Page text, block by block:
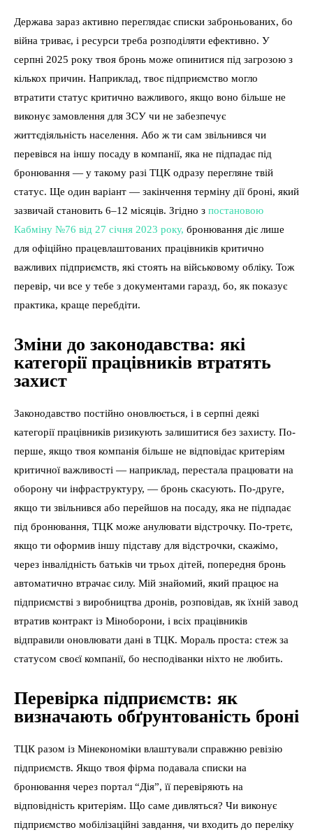
Держава зараз активно переглядає списки заброньованих, бо
війна триває, і ресурси треба розподіляти ефективно. У
серпні 2025 року твоя бронь може опинитися під загрозою з
кількох причин. Наприклад, твоє підприємство могло
втратити статус критично важливого, якщо воно більше не
виконує замовлення для ЗСУ чи не забезпечує
життєдіяльність населення. Або ж ти сам звільнився чи
перевівся на іншу посаду в компанії, яка не підпадає під
бронювання — у такому разі ТЦК одразу перегляне твій
статус. Ще один варіант — закінчення терміну дії броні, який
зазвичай становить 6–12 місяців. Згідно з постановою
Кабміну №76 від 27 січня 2023 року, бронювання діє лише
для офіційно працевлаштованих працівників критично
важливих підприємств, які стоять на військовому обліку. Тож
перевір, чи все у тебе з документами гаразд, бо, як показує
практика, краще перебдіти.
Зміни до законодавства: які
категорії працівників втратять
захист
Законодавство постійно оновлюється, і в серпні деякі
категорії працівників ризикують залишитися без захисту. По-
перше, якщо твоя компанія більше не відповідає критеріям
критичної важливості — наприклад, перестала працювати на
оборону чи інфраструктуру, — бронь скасують. По-друге,
якщо ти звільнився або перейшов на посаду, яка не підпадає
під бронювання, ТЦК може анулювати відстрочку. По-третє,
якщо ти оформив іншу підставу для відстрочки, скажімо,
через інвалідність батьків чи трьох дітей, попередня бронь
автоматично втрачає силу. Мій знайомий, який працює на
підприємстві з виробництва дронів, розповідав, як їхній завод
втратив контракт із Міноборони, і всіх працівників
відправили оновлювати дані в ТЦК. Мораль проста: стеж за
статусом своєї компанії, бо несподіванки ніхто не любить.
Перевірка підприємств: як
визначають обґрунтованість броні
ТЦК разом із Мінекономіки влаштували справжню ревізію
підприємств. Якщо твоя фірма подавала списки на
бронювання через портал “Дія”, її перевіряють на
відповідність критеріям. Що саме дивляться? Чи виконує
підприємство мобілізаційні завдання, чи входить до переліку